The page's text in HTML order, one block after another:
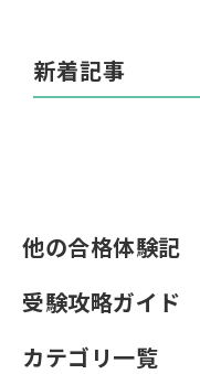
新着記事
他の合格体験記
受験攻略ガイド
カテゴリ一覧